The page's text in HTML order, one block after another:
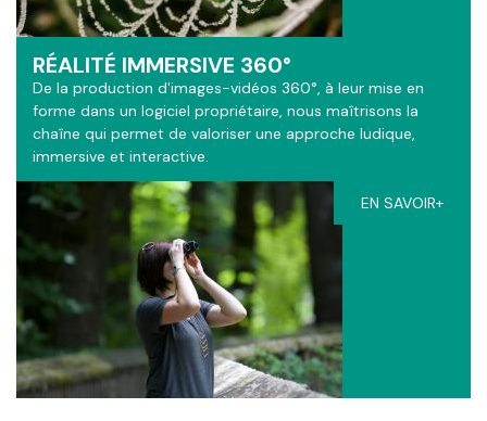
RÉALITÉ IMMERSIVE 360°
De la production d'images-vidéos 360°, à leur mise en
forme dans un logiciel propriétaire, nous maîtrisons la
chaîne qui permet de valoriser une approche ludique,
immersive et interactive.
EN SAVOIR+